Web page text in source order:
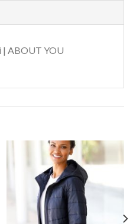
| ABOUT YOU